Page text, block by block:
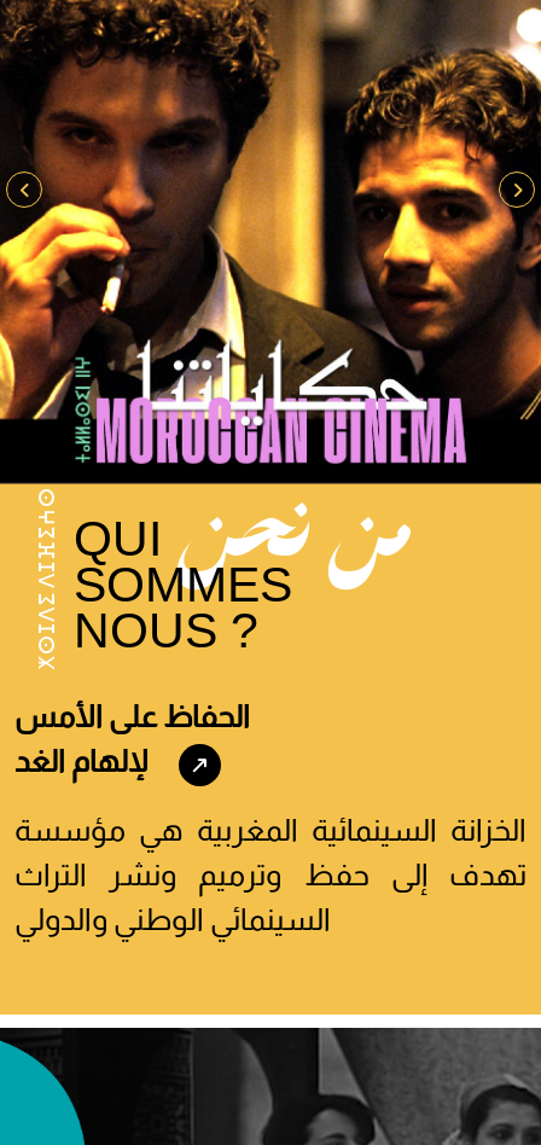
ⵅⵙⵊⴷⵉ ⴷⵊⴼⵉⵄⵙ QUI من نحن
SOMMES
NOUS ?
الحفاظ على الأمس
الخزانة السينمائية المغربية هي مؤسسة
تهدف إلى حفظ وترميم ونشر التراث
السينمائي الوطني والدولي